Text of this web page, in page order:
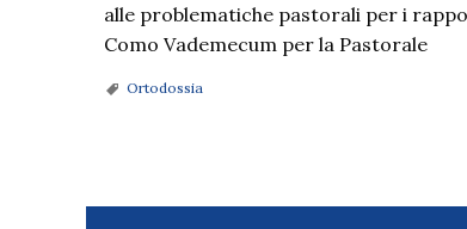
alle problematiche pastorali per i
Como Vademecum per la Pastorale
Ortodossia
P